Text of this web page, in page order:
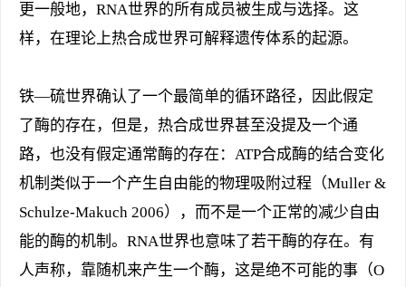
更一般地，RNA世界的所有成员被生成与选择。这
样，在理论上热合成世界可解释遗传体系的起源。
铁—硫世界确认了一个最简单的循环路径，因此假定
了酶的存在，但是，热合成世界甚至没提及一个通
路，也没有假定通常酶的存在：ATP合成酶的结合变化
机制类似于一个产生自由能的物理吸附过程（Muller &
Schulze-Makuch 2006），而不是一个正常的减少自由
能的酶的机制。RNA世界也意味了若干酶的存在。有
人声称，靠随机来产生一个酶，这是绝不可能的事（O